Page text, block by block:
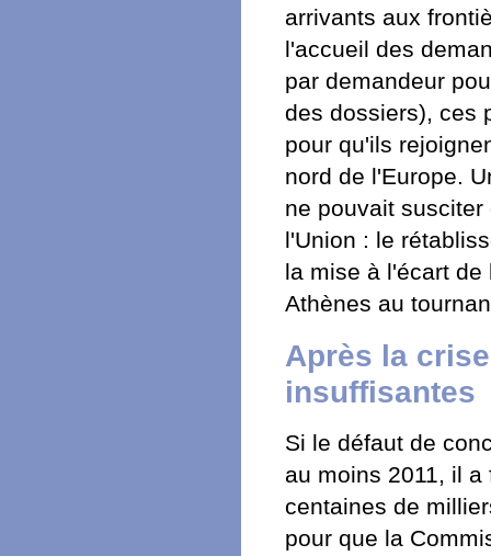
arrivants aux
l'accueil des
par demandeur
des dossiers), ces
pour qu'ils
nord de l'Europe.
ne pouvait
l'Union : le
la mise à l'écart
Athènes au
Après la
insuffisantes
Si le défaut de
au moins 2011, il
centaines de
pour que la